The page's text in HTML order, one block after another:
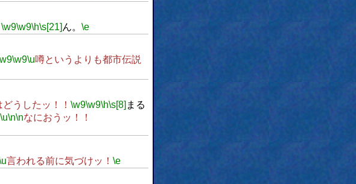
\w9\w9\h\s[21] ん。 \e
\w9\u噂というよりも都市伝説
うしたッ！！ \w9\w9\h\s[8] まる
\u\n\nなにおうッ！！
言われる前に気づけッ！ \e